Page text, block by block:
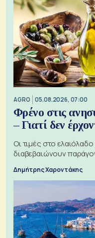
AGRO 05.08.2026, 07:00
Φρένο στις
– Γιατί δεν
Οι τιμές στο
διαβεβαιώνουν
Δημήτρης Χαροντάκης